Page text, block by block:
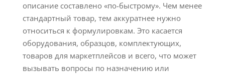
описание составлено «по-быстрому». Чем менее
стандартный товар, тем аккуратнее нужно
относиться к формулировкам. Это касается
оборудования, образцов, комплектующих,
товаров для маркетплейсов и всего, что может
вызывать вопросы по назначению или